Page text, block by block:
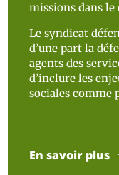
missions dans
Le syndicat
d’une part la
agents des
d’inclure les
sociales comme
En savoir plus